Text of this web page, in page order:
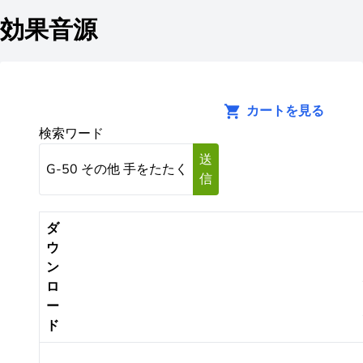
効果音源
カートを見る
検索ワード
送
信
ダ
ウ
ン
ロ
ー
ド